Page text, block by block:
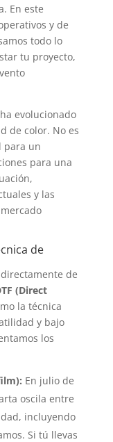
En este
y de
todo lo
tu proyecto,
evolucionado
de color. No es
para un
para una
y las
de
de
(Direct
la técnica
y bajo
los
En julio de
oscila entre
incluyendo
Si tú llevas